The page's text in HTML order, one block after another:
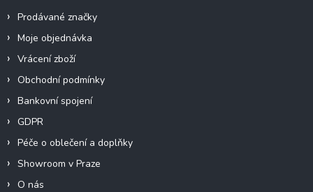
Prodávané značky
Moje objednávka
Vrácení zboží
Obchodní podmínky
Bankovní spojení
GDPR
Péče o oblečení a doplňky
Showroom v Praze
O nás